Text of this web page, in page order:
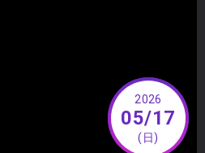
2026
05/17
(日)